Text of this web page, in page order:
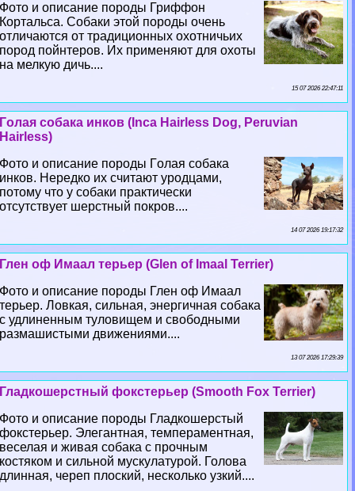
Фото и описание породы Гриффон
Кортальса. Собаки этой породы очень
отличаются от традиционных охотничьих
пород пойнтеров. Их применяют для охоты
на мелкую дичь....
15 07 2026 22:47:11
Гoлая собака инков (Inca Hairless Dog, Peruvian
Hairless)
Фото и описание породы Гoлая собака
инков. Нередко их считают уpoдцами,
потому что у собаки пpaктически
отсутствует шерстный покров....
14 07 2026 19:17:32
Глен оф Имаал терьер (Glen of Imaal Terrier)
Фото и описание породы Глен оф Имаал
терьер. Ловкая, сильная, энергичная собака
с удлиненным туловищем и свободными
размашистыми движениями....
13 07 2026 17:29:39
Гладкошерстный фокстерьер (Smooth Fox Terrier)
Фото и описание породы Гладкошерстый
фокстерьер. Элегантная, темпераментная,
веселая и живая собака с прочным
костяком и сильной мускулатурой. Голова
длинная, череп плоский, несколько узкий....